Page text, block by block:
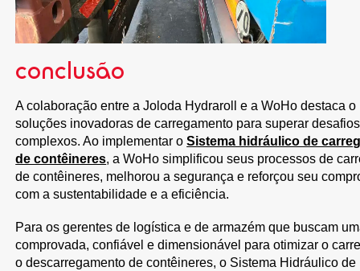
conclusão
A colaboração entre a Joloda Hydraroll e a WoHo destaca o
soluções inovadoras de carregamento para superar
complexos. Ao implementar oSistema hidráulico de
de contêineres, a WoHo simplificou seus processos de
de contêineres, melhorou a segurança e reforçou seu
com a sustentabilidade e a eficiência.
Para os gerentes de logística e de armazém que buscam
comprovada, confiável e dimensionável para otimizar o
o descarregamento de contêineres, o Sistema Hidráulico de